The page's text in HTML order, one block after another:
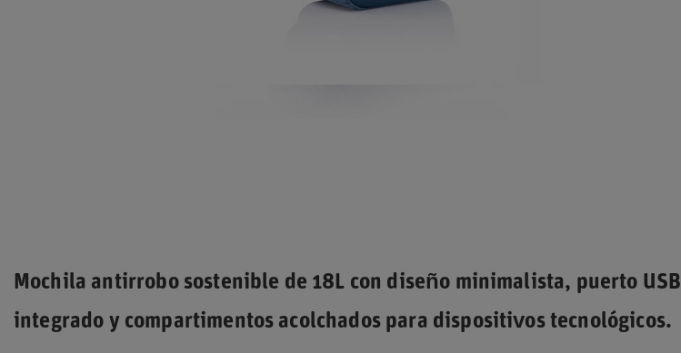
Mochila antirrobo sostenible de 18L con diseño minimalista, puerto USB
integrado y compartimentos acolchados para dispositivos tecnológicos.